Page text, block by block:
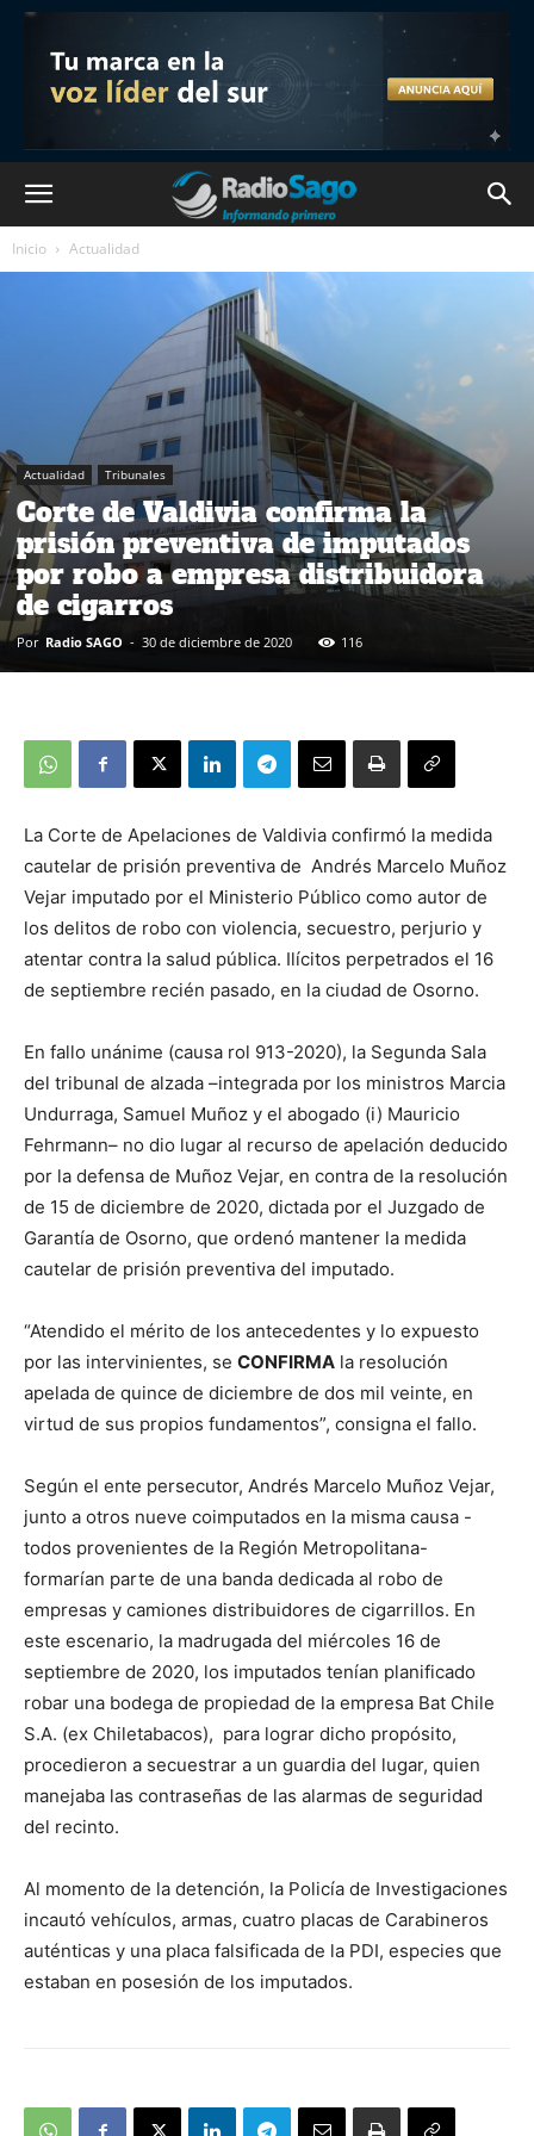
Inicio Actualidad
Actualidad Tribunales
Corte de Valdivia confirma la
prisión preventiva de imputados
por robo a empresa distribuidora
de cigarros
Por Radio SAGO - 30 de diciembre de 2020 116
La Corte de Apelaciones de Valdivia confirmó la medida
cautelar de prisión preventiva de Andrés Marcelo Muñoz
Vejar imputado por el Ministerio Público como autor de
los delitos de robo con violencia, secuestro, perjurio y
atentar contra la salud pública. Ilícitos perpetrados el 16
de septiembre recién pasado, en la ciudad de Osorno.
En fallo unánime (causa rol 913-2020), la Segunda Sala
del tribunal de alzada –integrada por los ministros Marcia
Undurraga, Samuel Muñoz y el abogado (i) Mauricio
Fehrmann– no dio lugar al recurso de apelación deducido
por la defensa de Muñoz Vejar, en contra de la resolución
de 15 de diciembre de 2020, dictada por el Juzgado de
Garantía de Osorno, que ordenó mantener la medida
cautelar de prisión preventiva del imputado.
“Atendido el mérito de los antecedentes y lo expuesto
por las intervinientes, se CONFIRMA la resolución
apelada de quince de diciembre de dos mil veinte, en
virtud de sus propios fundamentos”, consigna el fallo.
Según el ente persecutor, Andrés Marcelo Muñoz Vejar,
junto a otros nueve coimputados en la misma causa -
todos provenientes de la Región Metropolitana-
formarían parte de una banda dedicada al robo de
empresas y camiones distribuidores de cigarrillos. En
este escenario, la madrugada del miércoles 16 de
septiembre de 2020, los imputados tenían planificado
robar una bodega de propiedad de la empresa Bat Chile
S.A. (ex Chiletabacos), para lograr dicho propósito,
procedieron a secuestrar a un guardia del lugar, quien
manejaba las contraseñas de las alarmas de seguridad
del recinto.
Al momento de la detención, la Policía de Investigaciones
incautó vehículos, armas, cuatro placas de Carabineros
auténticas y una placa falsificada de la PDI, especies que
estaban en posesión de los imputados.